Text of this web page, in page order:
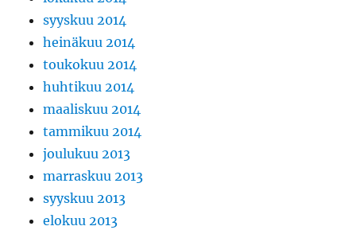
syyskuu 2014
heinäkuu 2014
toukokuu 2014
huhtikuu 2014
maaliskuu 2014
tammikuu 2014
joulukuu 2013
marraskuu 2013
syyskuu 2013
elokuu 2013